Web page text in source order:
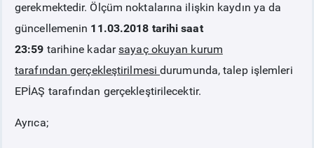
DUYURULAR
BT HİZMET YÖNETİM SİSTEMİ POLİTİKAMIZ
gerekmektedir. Ölçüm noktalarına ilişkin kaydın ya da
güncellemenin 11.03.2018 tarihi saat
23:59 tarihine kadarsayaç okuyan kurum
tarafındangerçekleştirilmesidurumunda, talep işlemleri
EPİAŞ tarafından gerçekleştirilecektir.
Ayrıca;